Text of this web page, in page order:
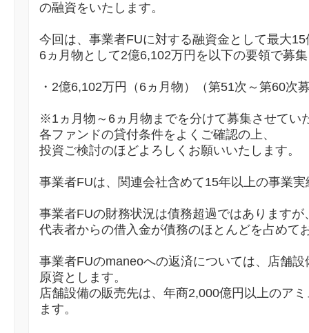
の融資をいたします。
今回は、事業者FUに対する融資金として最大
6ヵ月物として2億6,102万円を以下の要領で募
・2億6,102万円（6ヵ月物）（第51次～第60次
※1ヵ月物～6ヵ月物までを分けて募集させてい
各ファンドの貸付条件をよくご確認の上、
投資ご検討のほどよろしくお願いいたします。
事業者FUは、関連会社含めて15年以上の事業
事業者FUの財務状況は債務超過ではありますが
代表者からの借入金が債務のほとんどを占めて
事業者FUのmaneoへの返済については、店舗
原資とします。
店舗設備の販売先は、年商2,000億円以上のア
ます。